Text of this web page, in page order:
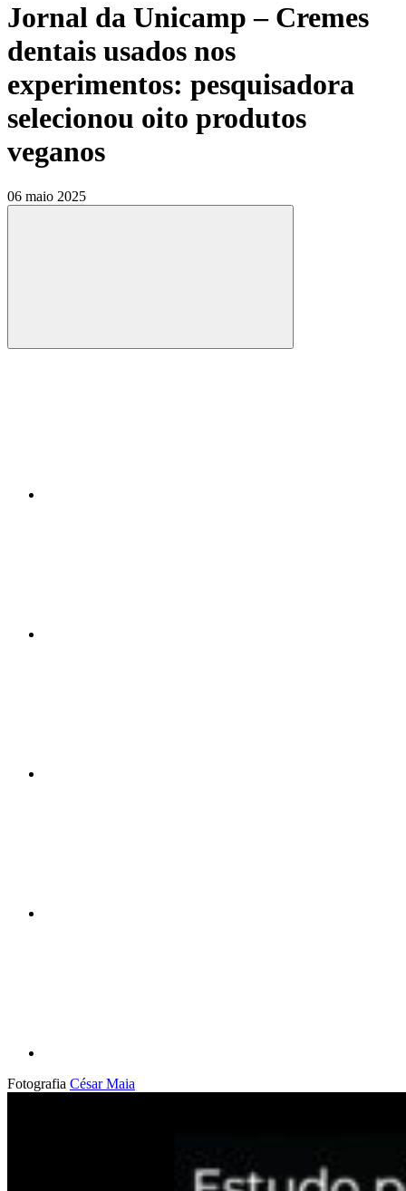
Jornal da Unicamp – Cremes
dentais usados nos
experimentos: pesquisadora
selecionou oito produtos
veganos
06 maio 2025
Compartilhar
Fotografia César Maia